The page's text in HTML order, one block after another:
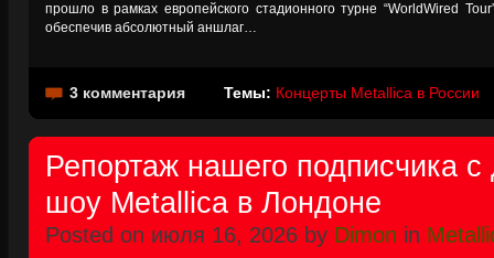
прошло в рамках европейского стадионного турне “WorldWired
обеспечив абсолютный аншлаг…
3 комментария Темы: Концерты Metallica в России
Репортаж нашего подписчика
шоу Metallica в Лондоне
Posted on июля 16, 2026 by Dimon in